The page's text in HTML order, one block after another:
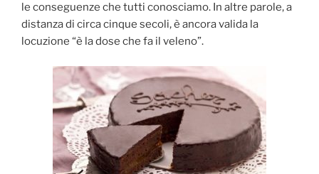
le conseguenze che tutti conosciamo. In altre parole, a
distanza di circa cinque secoli, è ancora valida la
locuzione “è la dose che fa il veleno”.